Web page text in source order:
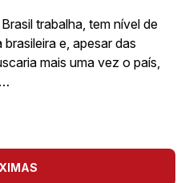
trabalha, tem nível de
e, apesar das
mais uma vez o país,